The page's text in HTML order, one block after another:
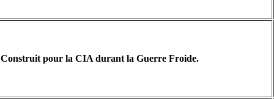
Construit pour la CIA durant la Guerre Froide.